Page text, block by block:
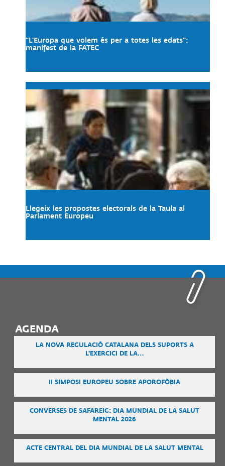
"L'Europa que volem és per a totes les edats":
manifest de la FATEC
Llegeix les propostes electorals de la Taula al
Parlament Europeu
AGENDA
LA NOVA REGULACIÓ CATALANA DELS SUPORTS A
L'EXERCICI DE LA…
II SIMPOSI EUROPEU SOBRE APOROFÒBIA
CONVERSES DE SAFAREIG: DIA MUNDIAL DE LA SALUT
MENTAL 2026
ACTE CENTRAL DEL DIA MUNDIAL DE LA SALUT MENTAL